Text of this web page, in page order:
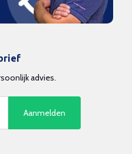
advies.
Aanmelden